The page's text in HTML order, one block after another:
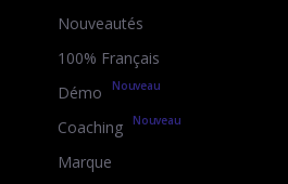
Nouveautés
100% Français
Démo
Nouveau
Coaching Nouveau
Marque